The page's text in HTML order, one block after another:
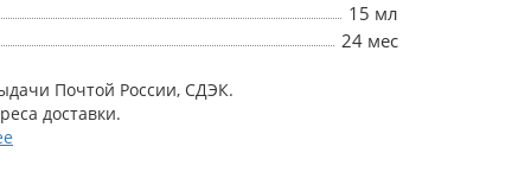
15 мл
24 мес
Почтой России, СДЭК.
доставки.